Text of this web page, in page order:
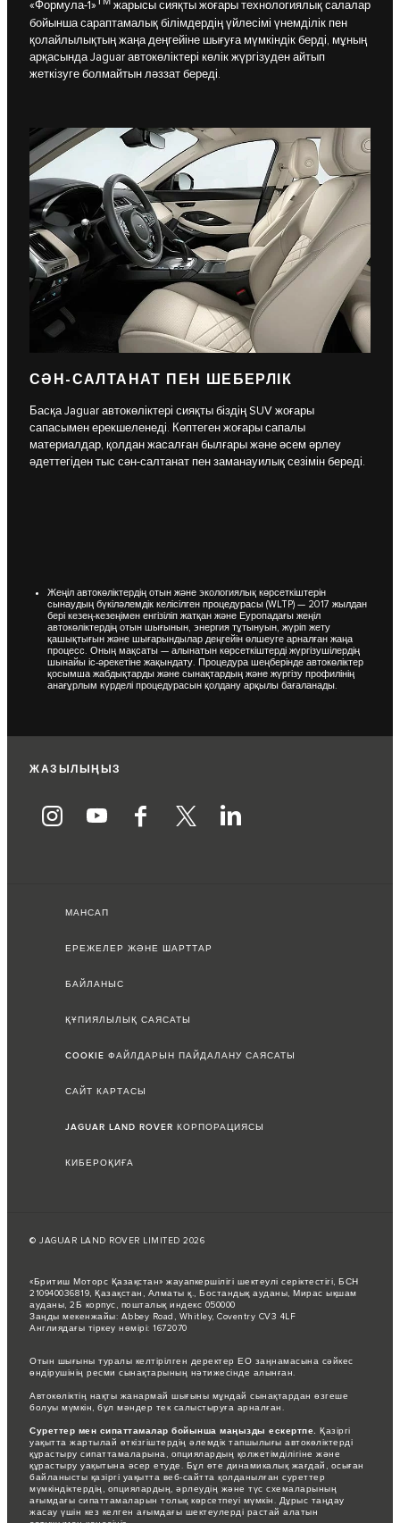
«Формула-1»
жарысы сияқты жоғары технологиялық салалар
бойынша сараптамалық білімдердің үйлесімі үнемділік пен
қолайлылықтың жаңа деңгейіне шығуға мүмкіндік берді, мұның
арқасында Jaguar автокөліктері көлік жүргізуден айтып
жеткізуге болмайтын ләззат береді.
СӘН-САЛТАНАТ ПЕН ШЕБЕРЛІК
Басқа Jaguar автокөліктері сияқты біздің SUV жоғары
сапасымен ерекшеленеді. Көптеген жоғары сапалы
материалдар, қолдан жасалған былғары және әсем әрлеу
әдеттегіден тыс сән-салтанат пен заманауилық сезімін береді.
Жеңіл автокөліктердің отын және экологиялық көрсеткіштерін
сынаудың бүкіләлемдік келісілген процедурасы (WLTP) — 2017 жылдан
бері кезең-кезеңімен енгізіліп жатқан және Еуропадағы жеңіл
автокөліктердің отын шығынын, энергия тұтынуын, жүріп жету
қашықтығын және шығарындылар деңгейін өлшеуге арналған жаңа
процесс. Оның мақсаты — алынатын көрсеткіштерді жүргізушілердің
шынайы іс-әрекетіне жақындату. Процедура шеңберінде автокөліктер
қосымша жабдықтарды және сынақтардың және жүргізу профилінің
анағұрлым күрделі процедурасын қолдану арқылы бағаланады.
ЖАЗЫЛЫҢЫЗ
МАНСАП
ЕРЕЖЕЛЕР ЖӘНЕ ШАРТТАР
БАЙЛАНЫС
ҚҰПИЯЛЫЛЫҚ САЯСАТЫ
COOKIE ФАЙЛДАРЫН ПАЙДАЛАНУ САЯСАТЫ
САЙТ КАРТАСЫ
JAGUAR LAND ROVER КОРПОРАЦИЯСЫ
КИБЕРОҚИҒА
© JAGUAR LAND ROVER LIMITED 2026
«Бритиш Моторс Қазақстан» жауапкершілігі шектеулі серіктестігі, БСН
210940036819, Қазақстан, Алматы қ., Бостандық ауданы, Мирас ықшам
ауданы, 2Б корпус, пошталық индекс 050000
Заңды мекенжайы: Abbey Road, Whitley, Coventry CV3 4LF
Англиядағы тіркеу нөмірі: 1672070
Отын шығыны туралы келтірілген деректер ЕО заңнамасына сәйкес
өндірушінің ресми сынақтарының нәтижесінде алынған.
Автокөліктің нақты жанармай шығыны мұндай сынақтардан өзгеше
болуы мүмкін, бұл мәндер тек салыстыруға арналған.
Суреттер мен сипаттамалар бойынша маңызды ескертпе. Қазіргі
уақытта жартылай өткізгіштердің әлемдік тапшылығы автокөліктерді
құрастыру сипаттамаларына, опциялардың қолжетімділігіне және
құрастыру уақытына әсер етуде. Бұл өте динамикалық жағдай, осыған
байланысты қазіргі уақытта веб-сайтта қолданылған суреттер
мүмкіндіктердің, опциялардың, әрлеудің және түс схемаларының
ағымдағы сипаттамаларын толық көрсетпеуі мүмкін. Дұрыс таңдау
жасау үшін кез келген ағымдағы шектеулерді растай алатын